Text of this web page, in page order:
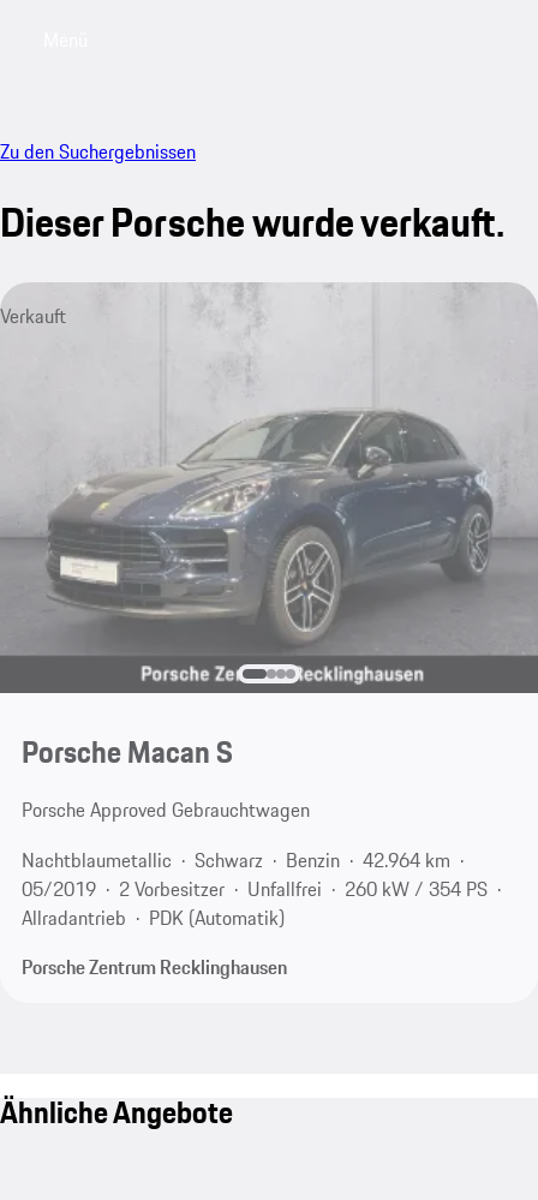
Zu den Suchergebnissen
Dieser Porsche wurde verkauft.
Verkauft
Porsche Macan S
Porsche Approved Gebrauchtwagen
Nachtblaumetallic
Schwarz Benzin
42.964 km
05/2019
2 Vorbesitzer Unfallfrei
260 kW / 354 PS
Allradantrieb
PDK (Automatik)
Porsche Zentrum Recklinghausen
Ähnliche Angebote